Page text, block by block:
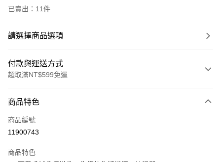
已賣出：11件
請選擇商品選項
付款與運送方式
超取滿NT$599免運
信用卡一次付款
超商取貨付款
商品特色
商品編號
11900743
商品特色